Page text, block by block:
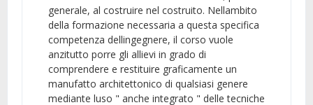
generale, al costruire nel costruito. Nellambito
della formazione necessaria a questa specifica
competenza dellingegnere, il corso vuole
anzitutto porre gli allievi in grado di
comprendere e restituire graficamente un
manufatto architettonico di qualsiasi genere
mediante luso " anche integrato " delle tecniche